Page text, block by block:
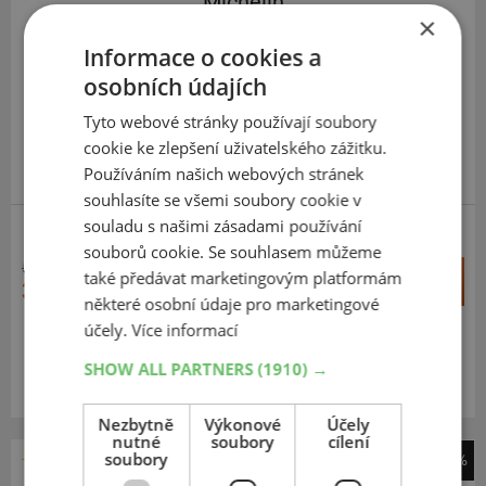
225 55 R17
101Y
*,FR
ZESÍLENÁ
5 974 Kč
3 599 Kč
+
–
Na prodejně v Opavě do 2 dnů.
-52%
×
Informace o cookies a
osobních údajích
Tyto webové stránky používají soubory
cookie ke zlepšení uživatelského zážitku.
Používáním našich webových stránek
souhlasíte se všemi soubory cookie v
souladu s našimi zásadami používání
souborů cookie. Se souhlasem můžeme
také předávat marketingovým platformám
některé osobní údaje pro marketingové
účely.Více informací
SHOW ALL PARTNERS(1910) →
Nezbytně
nutné
soubory
Výkonové
soubory
Účely
cílení